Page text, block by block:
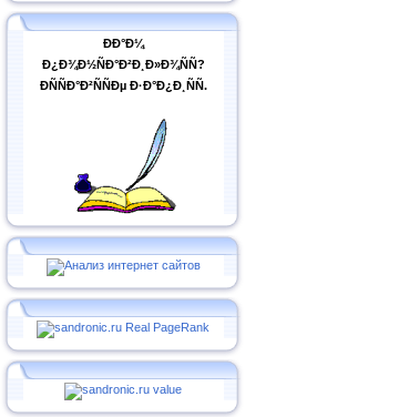
ÐÐ°Ð¼
Ð¿Ð¾Ð½ÑÐ°Ð²Ð¸Ð»Ð¾ÑÑ?
ÐÑÑÐ°Ð²ÑÑÐµ Ð·Ð°Ð¿Ð¸ÑÑ.